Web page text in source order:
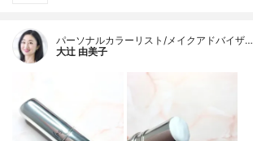
パーソナルカラーリスト/メイクアドバイザ…
大辻 由美子